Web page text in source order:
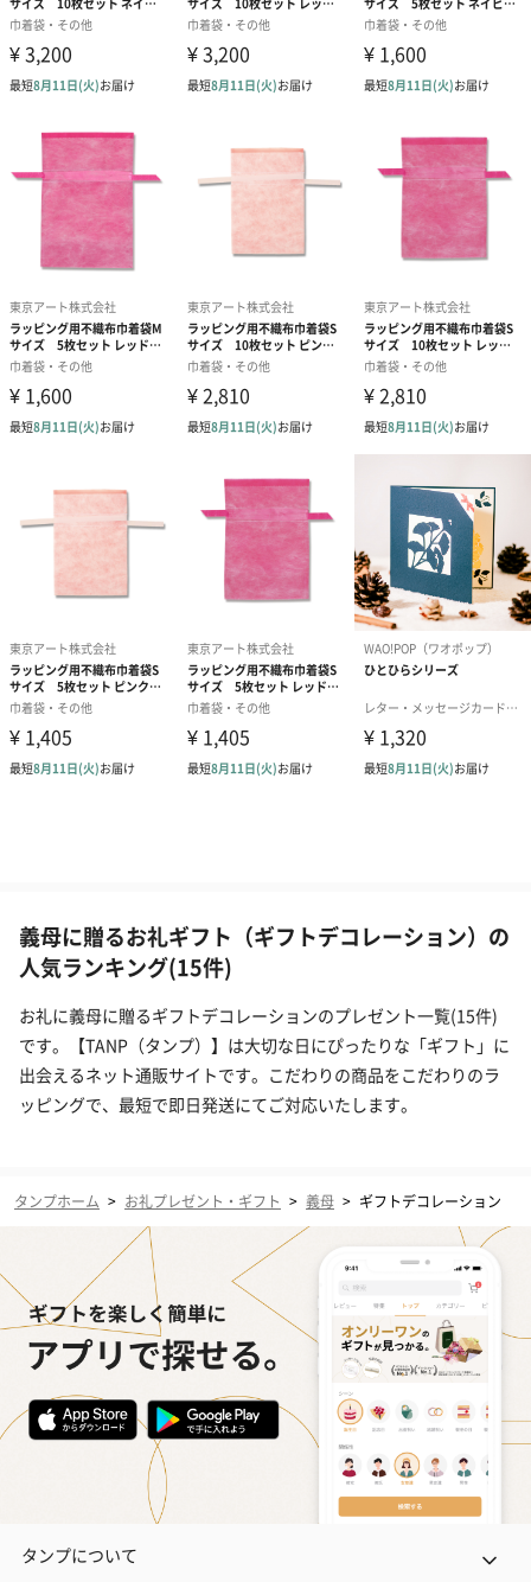
義母に贈るお礼ギフト（ギフトデコレーション）の
人気ランキング(15件)
お礼に義母に贈るギフトデコレーションのプレゼント一覧(15件)
です。【TANP（タンプ）】は大切な日にぴったりな「ギフト」に
出会えるネット通販サイトです。こだわりの商品をこだわりのラ
ッピングで、最短で即日発送にてご対応いたします。
タンプホーム > お礼プレゼント・ギフト > 義母 > ギフトデコレーション
タンプについて